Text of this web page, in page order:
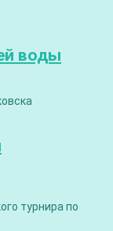
воды